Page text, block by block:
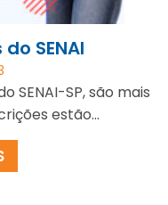
SENAI
SENAI-SP, são mais
estão...